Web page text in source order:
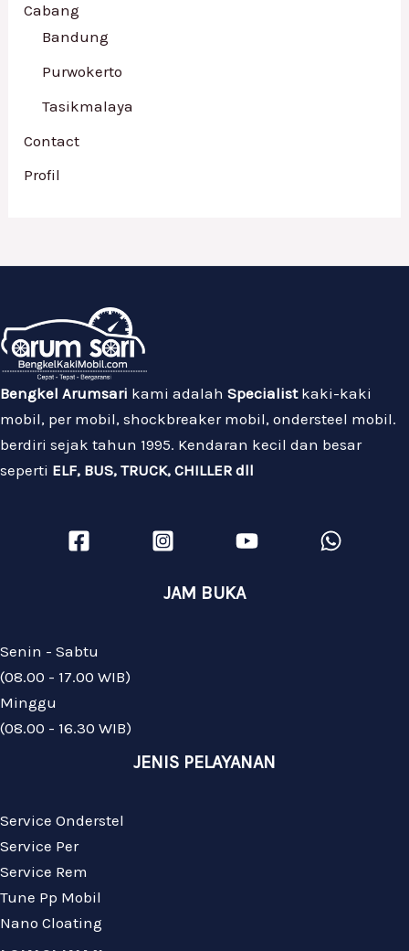
Cabang
Bandung
Purwokerto
Tasikmalaya
Contact
Profil
Bengkel Arumsari kami adalah Specialistkaki-kaki
mobil, per mobil, shockbreaker mobil, ondersteel mobil.
berdiri sejak tahun 1995. Kendaran kecil dan besar
seperti ELF, BUS, TRUCK, CHILLER dll
JAM BUKA
Senin - Sabtu
(08.00 - 17.00 WIB)
Minggu
(08.00 - 16.30 WIB)
JENIS PELAYANAN
Service Onderstel
Service Per
Service Rem
Tune Pp Mobil
Nano Cloating